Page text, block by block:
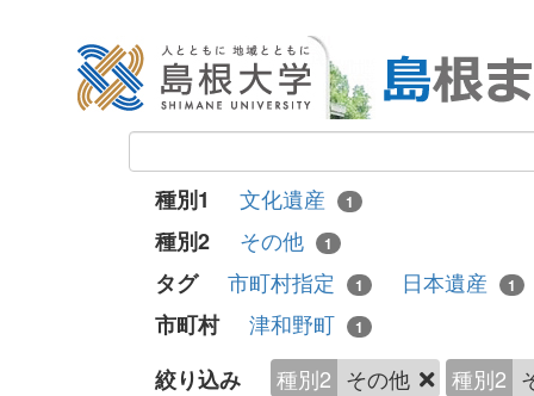
種別1 文化遺産 1
種別2 その他 1
タグ 市町村指定 1 日本遺産 1
市町村 津和野町 1
絞り込み 種別2 その他 種別2